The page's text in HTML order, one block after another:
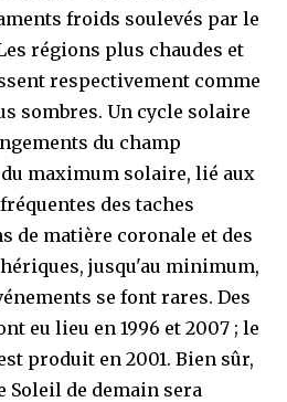
froids soulevés par le
régions plus chaudes et
respectivement comme
sombres. Un cycle solaire
du champ
maximum solaire, lié aux
des taches
de matière coronale et des
jusqu'au minimum,
se font rares. Des
eu lieu en 1996 et 2007 ; le
produit en 2001. Bien sûr,
de demain sera